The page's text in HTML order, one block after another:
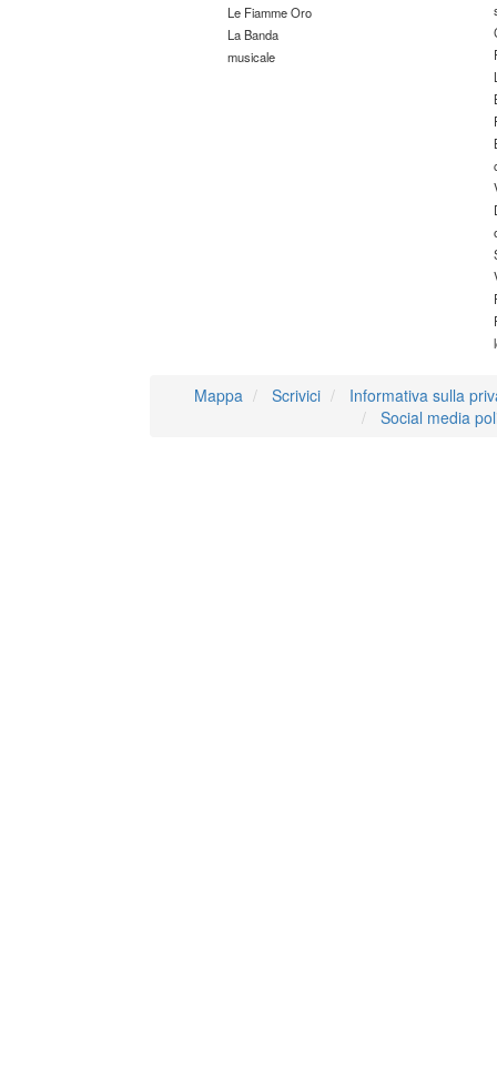
Le Fiamme Oro
La Banda
musicale
Mappa Scrivici
Informativa sulla
Social media